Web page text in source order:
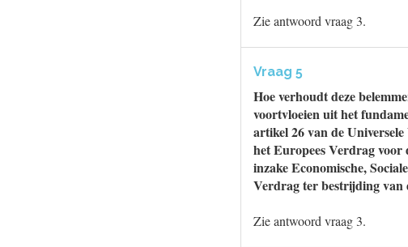
Zie antwoord vraag 3.
Vraag 5
Hoe verhoudt deze
voortvloeien uit het
artikel 26 van de
het Europees Verdrag
inzake Economische,
Verdrag ter bestrijding van
Zie antwoord vraag 3.